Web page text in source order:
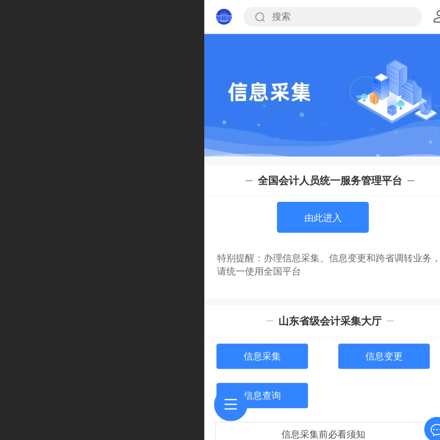
全国会计人员统一服务管理平台
由此进入
特别提醒：办理信息采集、信息变更和跨省调转业务
请统一使用全国平台
山东省级会计采集大厅
信息采集 信息变更
信息查询
信息采集前必看须知